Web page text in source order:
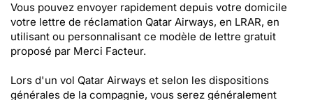
Vous pouvez envoyer rapidement depuis votre domicile
votre lettre de réclamation Qatar Airways, en LRAR, en
utilisant ou personnalisant ce modèle de lettre gratuit
proposé par Merci Facteur.
Lors d'un vol Qatar Airways et selon les dispositions
générales de la compagnie, vous serez généralement